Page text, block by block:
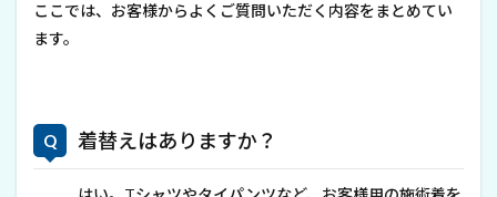
ここでは、お客様からよくご質問いただく内容をまとめてい
ます。
着替えはありますか？